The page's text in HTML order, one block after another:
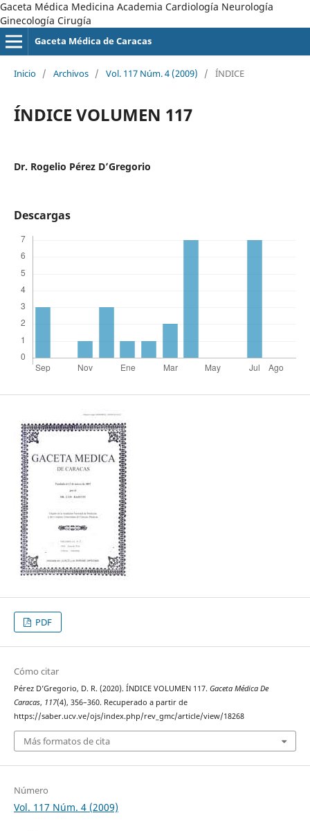
Gaceta Médica Medicina Academia Cardiología Neurología
Ginecología Cirugía
Gaceta Médica de Caracas
Inicio / Archivos / Vol. 117 Núm. 4 (2009) / ÍNDICE
ÍNDICE VOLUMEN 117
Dr. Rogelio Pérez D’Gregorio
Descargas
PDF
Cómo citar
Pérez D’Gregorio, D. R. (2020). ÍNDICE VOLUMEN 117. Gaceta Médica De
Caracas, 117(4), 356–360. Recuperado a partir de
https://saber.ucv.ve/ojs/index.php/rev_gmc/article/view/18268
Más formatos de cita
Número
Vol. 117 Núm. 4 (2009)